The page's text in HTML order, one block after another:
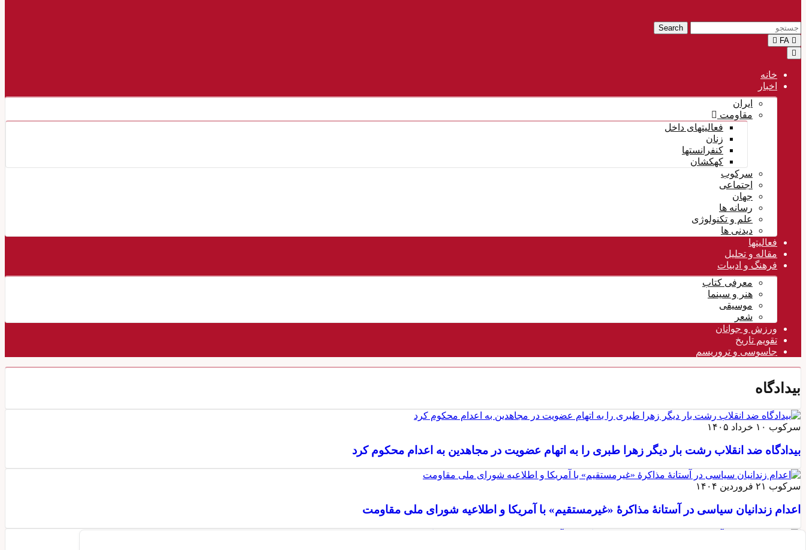
Search
FA
Menu
خانه
اخبار
ایران
مقاومت
فعالیتهای داخل
زنان
کنفرانستها
کهکشان
سرکوب
اجتماعی
جهان
رسانه ها
علم و تکنولوژی
دیدنی ها
فعالیتها
مقاله و تحلیل
فرهنگ و ادبیات
معرفی کتاب
هنر و سینما
موسیقی
شعر
ورزش و جوانان
تقویم تاريخ
جاسوسی و تروریسم
بیدادگاه
سرکوب ۱۰ خرداد ۱۴۰۵
بیدادگاه ضد انقلاب رشت بار دیگر زهرا طبری را به اتهام عضویت در مجاهدین به اعدام محکوم کرد
سرکوب ۲۱ فروردین ۱۴۰۴
اعدام زندانیان سیاسی در آستانهٔ مذاکرهٔ «غیرمستقیم» با آمریکا و اطلاعیه شورای ملی مقاومت